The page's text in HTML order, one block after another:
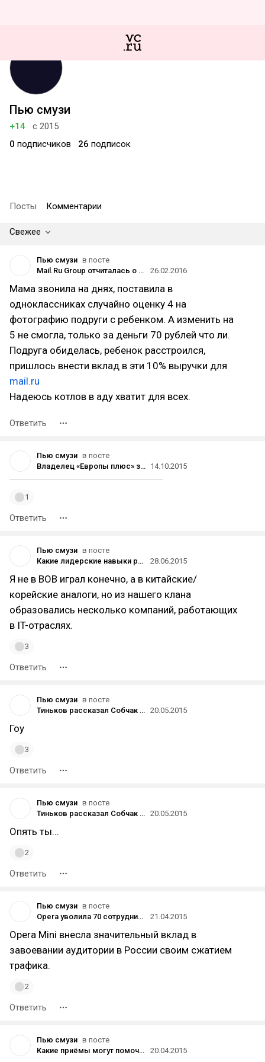
Пью смузи
+14
с 2015
0 подписчиков 26 подписок
Посты Комментарии
Свежее
Пью смузи в посте
Mail.Ru Group отчиталась о росте выручки в 2015 году на 10% за счет соцсетей
26.02.2016
Мама звонила на днях, поставила в
одноклассниках случайно оценку 4 на
фотографию подруги с ребенком. А изменить на
5 не смогла, только за деньги 70 рублей что ли.
Подруга обиделась, ребенок расстроился,
пришлось внести вклад в эти 10% выручки для
mail.ru
Надеюсь котлов в аду хватит для всех.
Ответить
Пью смузи в посте
Владелец «Европы плюс» запустит семь онлайн-радиостанций 14.10.2015
1
Ответить
Пью смузи в посте
Какие лидерские навыки развивает в игроках World of Warcraft — мнение топ-менеджера SAP
28.06.2015
Я не в ВОВ играл конечно, а в китайские/
корейские аналоги, но из нашего клана
образовались несколько компаний, работающих
в IT-отраслях.
3
Ответить
Пью смузи в посте
Тиньков рассказал Собчак про Чичваркина, Абрамовича, смерть российских стартапов и аморальность Apple 20.05.2015
Гоу
3
Ответить
Пью смузи в посте
Тиньков рассказал Собчак про Чичваркина, Абрамовича, смерть российских стартапов и аморальность Apple 20.05.2015
Опять ты...
2
Ответить
Пью смузи в посте
Opera уволила 70 сотрудников из-за падения выручки на российском рынке
21.04.2015
Opera Mini внесла значительный вклад в
завоевании аудитории в России своим сжатием
трафика.
2
Ответить
Пью смузи в посте
Какие приёмы могут помочь в экономии денег
20.04.2015